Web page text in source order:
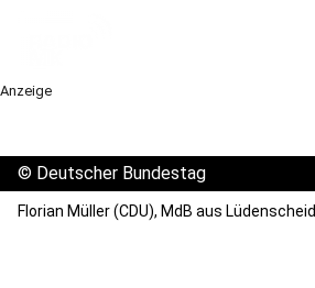
Anzeige
© Deutscher Bundestag
Florian Müller (CDU), MdB aus Lüdenscheid